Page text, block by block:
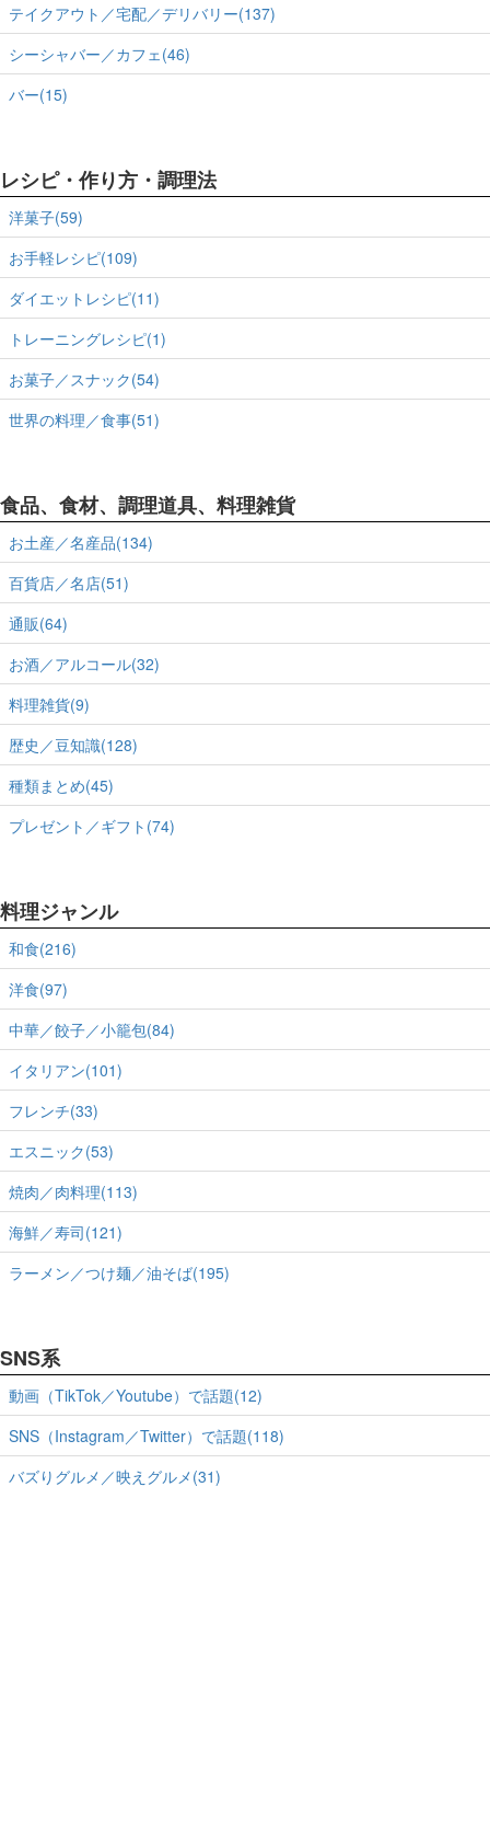
テイクアウト／宅配／デリバリー(137)
シーシャバー／カフェ(46)
バー(15)
レシピ・作り方・調理法
洋菓子(59)
お手軽レシピ(109)
ダイエットレシピ(11)
トレーニングレシピ(1)
お菓子／スナック(54)
世界の料理／食事(51)
食品、食材、調理道具、料理雑貨
お土産／名産品(134)
百貨店／名店(51)
通販(64)
お酒／アルコール(32)
料理雑貨(9)
歴史／豆知識(128)
種類まとめ(45)
プレゼント／ギフト(74)
料理ジャンル
和食(216)
洋食(97)
中華／餃子／小籠包(84)
イタリアン(101)
フレンチ(33)
エスニック(53)
焼肉／肉料理(113)
海鮮／寿司(121)
ラーメン／つけ麺／油そば(195)
SNS系
動画（TikTok／Youtube）で話題(12)
SNS（Instagram／Twitter）で話題(118)
バズりグルメ／映えグルメ(31)